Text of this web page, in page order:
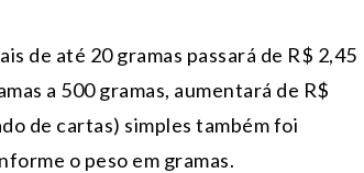
de até 20 gramas passará de R$ 2,45
a 500 gramas, aumentará de R$
de cartas) simples também foi
o peso em gramas.